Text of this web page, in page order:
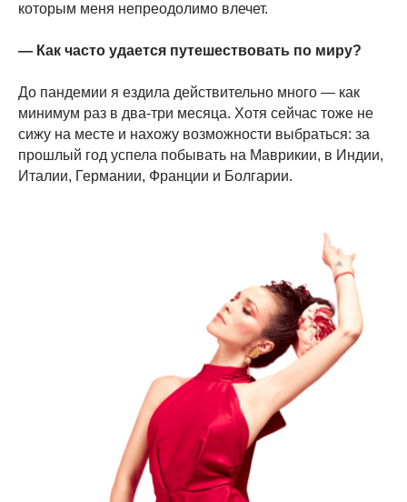
которым меня непреодолимо влечет.
— Как часто удается путешествовать по миру?
До пандемии я ездила действительно много — как
минимум раз в два-три месяца. Хотя сейчас тоже не
сижу на месте и нахожу возможности выбраться: за
прошлый год успела побывать на Маврикии, в Индии,
Италии, Германии, Франции и Болгарии.